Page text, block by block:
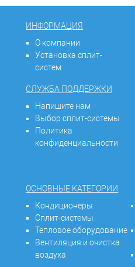
ИНФОРМАЦИЯ
О компании
Установка сплит-
систем
СЛУЖБА ПОДДЕРЖКИ
Напишите нам
Выбор сплит-системы
Политика
конфиденциальности
ОСНОВНЫЕ КАТЕГОРИИ
Кондиционеры
Сплит-системы
Тепловое оборудование
Вентиляция и очистка
воздуха